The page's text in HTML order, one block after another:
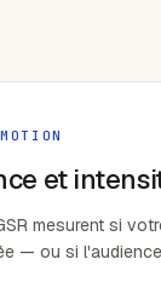
et
mesurent si
— ou si